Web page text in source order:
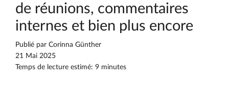
de réunions, commentaires
internes et bien plus encore
Publié par Corinna Günther
21 Mai 2025
Temps de lecture estimé: 9 minutes